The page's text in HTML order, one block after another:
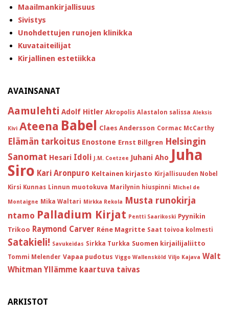
Maailmankirjallisuus
Sivistys
Unohdettujen runojen klinikka
Kuvataiteilijat
Kirjallinen estetiikka
AVAINSANAT
Aamulehti Adolf Hitler Akropolis Alastalon salissa Aleksis
Kivi Ateena Babel Claes Andersson Cormac McCarthy
Elämän tarkoitus Enostone Ernst Billgren Helsingin
Sanomat Hesari Idoli J.M. Coetzee Juhani Aho Juha
Siro Kari Aronpuro Keltainen kirjasto Kirjallisuuden Nobel
Kirsi Kunnas Linnun muotokuva Marilynin hiuspinni Michel de
Montaigne Mika Waltari Mirkka Rekola Musta runokirja
ntamo Palladium Kirjat Pentti Saarikoski Pyynikin
Trikoo Raymond Carver Réne Magritte Saat toivoa kolmesti
Satakieli! Savukeidas Sirkka Turkka Suomen kirjailijaliitto
Tommi Melender Vapaa pudotus Viggo Wallensköld Viljo Kajava Walt
Whitman Yllämme kaartuva taivas
ARKISTOT